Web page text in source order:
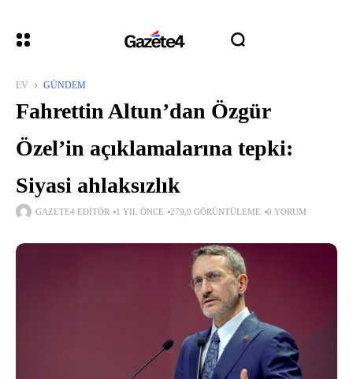
EV GÜNDEM
Fahrettin Altun’dan Özgür
Özel’in açıklamalarına tepki:
Siyasi ahlaksızlık
GAZETE4 EDITÖR 1 YIL ÖNCE 279,0 GÖRÜNTÜLEME 0 YORUM